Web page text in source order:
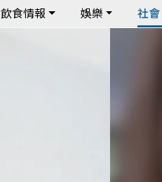
飲食情報 娛樂 社會